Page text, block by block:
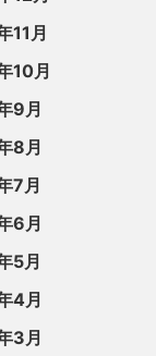
11月
10月
9月
8月
7月
6月
5月
4月
3月